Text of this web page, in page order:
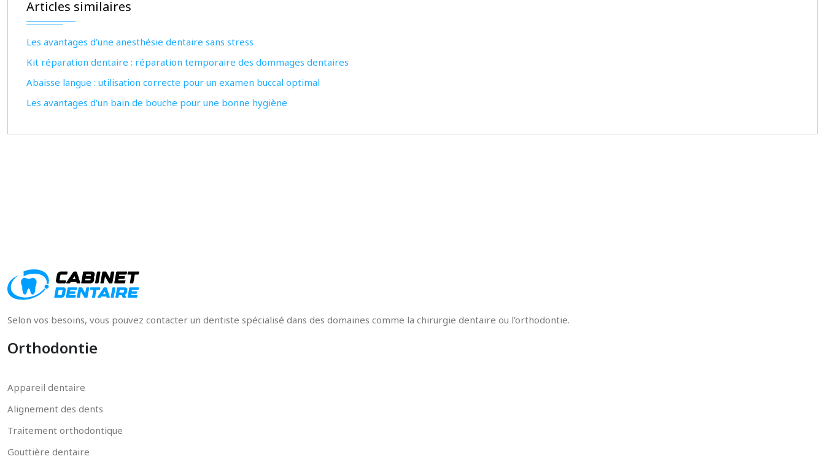
Articles similaires
Les avantages d’une anesthésie dentaire sans stress
Kit réparation dentaire : réparation temporaire des dommages dentaires
Abaisse langue : utilisation correcte pour un examen buccal optimal
Les avantages d’un bain de bouche pour une bonne hygiène
Selon vos besoins, vous pouvez contacter un dentiste spécialisé dans des domaines comme la chirurgie dentaire ou l’orthodontie.
Orthodontie
Appareil dentaire
Alignement des dents
Traitement orthodontique
Gouttière dentaire